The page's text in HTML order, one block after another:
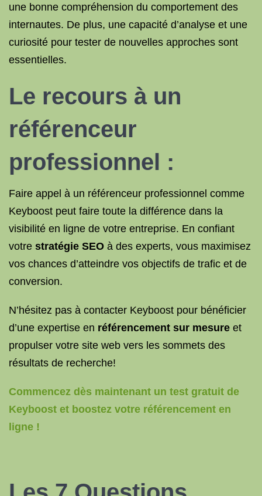
une bonne compréhension du comportement des
internautes. De plus, une capacité d’analyse et une
curiosité pour tester de nouvelles approches sont
essentielles.
Le recours à un
référenceur
professionnel :
Faire appel à un référenceur professionnel comme
Keyboost peut faire toute la différence dans la
visibilité en ligne de votre entreprise. En confiant
votre stratégie SEO à des experts, vous maximisez
vos chances d’atteindre vos objectifs de trafic et de
conversion.
N’hésitez pas à contacter Keyboost pour bénéficier
d’une expertise en référencement sur mesure et
propulser votre site web vers les sommets des
résultats de recherche!
Commencez dès maintenant un test gratuit de
Keyboost et boostez votre référencement en
ligne !